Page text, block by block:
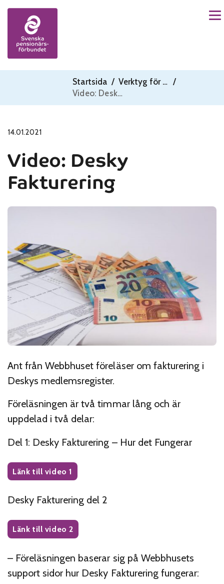
Skip to content
Startsida / Verktyg för föreningar /
Video: Desky Fakturering
14.01.2021
Video: Desky
Fakturering
Ant från Webbhuset föreläser om fakturering i
Deskys medlemsregister.
Föreläsningen är två timmar lång och är
uppdelad i två delar:
Del 1: Desky Fakturering – Hur det Fungerar
Länk till video 1
Desky Fakturering del 2
Länk till video 2
– Föreläsningen baserar sig på Webbhusets
support sidor hur Desky Fakturering fungerar: